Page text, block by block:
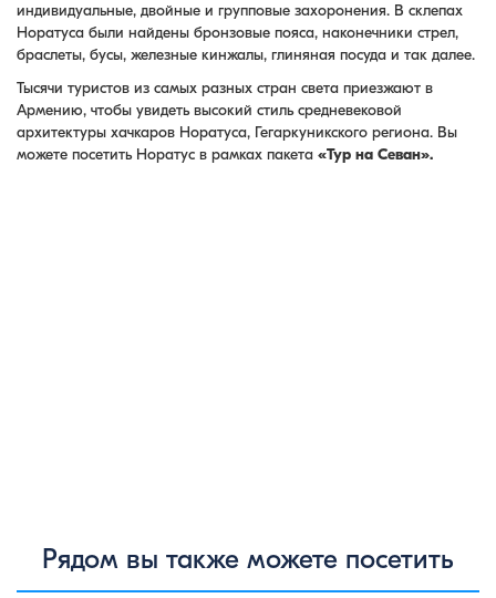
индивидуальные, двойные и групповые захоронения. В склепах
Норатуса были найдены бронзовые пояса, наконечники стрел,
браслеты, бусы, железные кинжалы, глиняная посуда и так далее.
Тысячи туристов из самых разных стран света приезжают в
Армению, чтобы увидеть высокий стиль средневековой
архитектуры хачкаров Норатуса, Гегаркуникского региона. Вы
можете посетить Норатус в рамках пакета «Тур на Севан».
Рядом вы также можете посетить